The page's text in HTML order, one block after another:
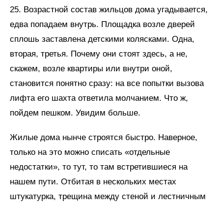
25. Возрастной состав жильцов дома угадывается,
едва попадаем внутрь. Площадка возле дверей
сплошь заставлена детскими колясками. Одна,
вторая, третья. Почему они стоят здесь, а не,
скажем, возле квартиры или внутри оной,
становится понятно сразу: на все попытки вызова
лифта его шахта ответила молчанием. Что ж,
пойдем пешком. Увидим больше.
Жилые дома нынче строятся быстро. Наверное,
только на это можно списать «отдельные
недостатки», то тут, то там встретившиеся на
нашем пути. Отбитая в нескольких местах
штукатурка, трещина между стеной и лестничным